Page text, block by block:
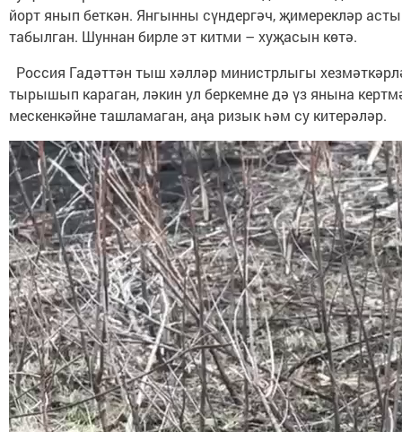
йорт янып беткән. Янгынны сүндергәч, җимерекләр
табылган. Шуннан бирле эт китми – хуҗасын көтә.
Россия Гадәттән тыш хәлләр министрлыгы
тырышып караган, ләкин ул беркемне дә үз янына
мескенкәйне ташламаган, аңа ризык һәм су китерәләр.